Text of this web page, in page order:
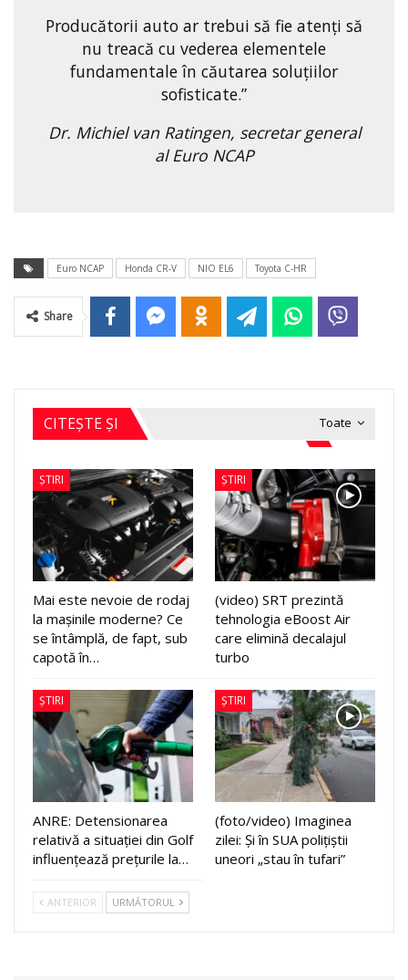
Producătorii auto ar trebui să fie atenți să
nu treacă cu vederea elementele
fundamentale în căutarea soluțiilor
sofisticate.”
Dr. Michiel van Ratingen, secretar general
al Euro NCAP
Euro NCAP Honda CR-V NIO EL6 Toyota C-HR
Share
Toate
CITEȘTE ȘI
ȘTIRI
Mai este nevoie de rodaj
la mașinile moderne? Ce
se întâmplă, de fapt, sub
capotă în…
ȘTIRI
(video) SRT prezintă
tehnologia eBoost Air
care elimină decalajul
turbo
ȘTIRI
ANRE: Detensionarea
relativă a situației din Golf
influențează prețurile la…
ȘTIRI
(foto/video) Imaginea
zilei: Și în SUA polițiștii
uneori „stau în tufari”
ANTERIOR URMĂTORUL